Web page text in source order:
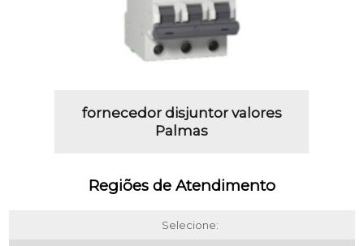
fornecedor disjuntor valores
Palmas
Regiões de Atendimento
Selecione: